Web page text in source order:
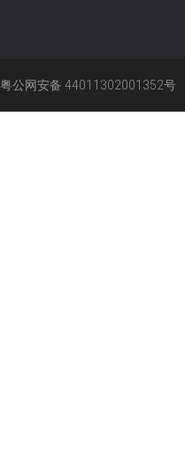
粤公网安备 44011302001352号